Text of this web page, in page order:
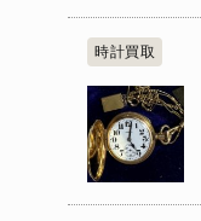
時計買取